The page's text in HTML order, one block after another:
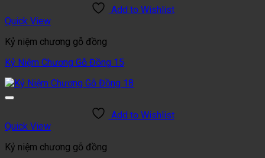
Add to Wishlist
Quick View
Kỷ niệm chương gỗ đồng
Kỷ Niệm Chương Gỗ Đồng 15
Add to Wishlist
Quick View
Kỷ niệm chương gỗ đồng